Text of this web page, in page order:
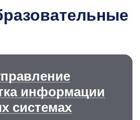
информации
системах